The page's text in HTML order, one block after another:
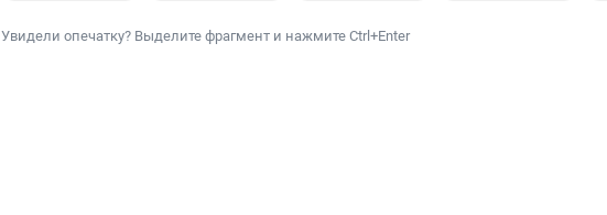
Увидели опечатку? Выделите фрагмент и нажмите Ctrl+Enter